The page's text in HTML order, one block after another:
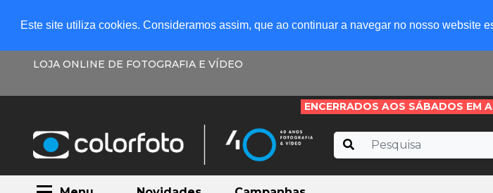
Este site utiliza cookies. Consideramos assim, que ao continuar a navegar no nosso website
LOJA ONLINE DE FOTOGRAFIA E VÍDEO
ENCERRADOS AOS SÁBADOS EM